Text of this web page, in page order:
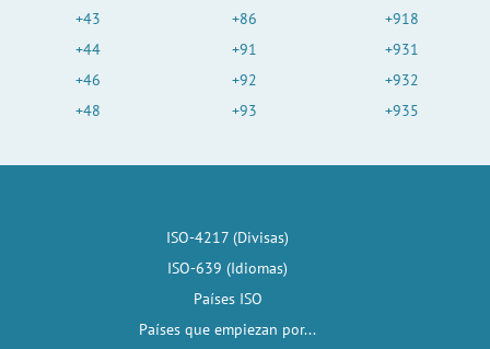
+43
+44
+46
+48
+86
+91
+92
+93
+918
+931
+932
+935
ISO-4217 (Divisas)
ISO-639 (Idiomas)
Países ISO
Países que empiezan por...